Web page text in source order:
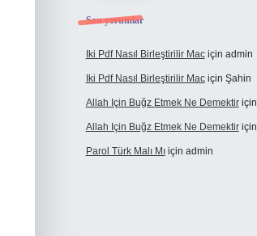
Son yorumlar
Iki Pdf Nasıl Birleştirilir Maciçin admin
Iki Pdf Nasıl Birleştirilir Maciçin Şahin
Allah Için Buğz Etmek Ne Demektiriçin
Allah Için Buğz Etmek Ne Demektiriçin
Parol Türk Malı Mıiçin admin